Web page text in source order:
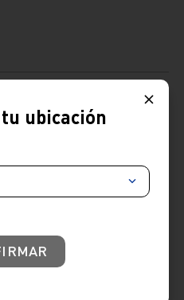
Términos y condiciones
ubicación